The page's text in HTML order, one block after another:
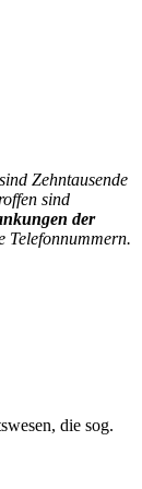
sind Zehntausende
sind
der
Telefonnummern.
die sog.